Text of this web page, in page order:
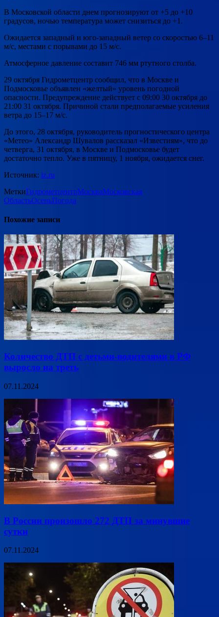
В Московской области днем прогнозируют от +5 до +10
градусов, ночью температура может снизиться до +1.
Ожидается западный и юго-западный ветер со скоростью 6–11
м/с, местами с порывами до 15 м/с.
Атмосферное давление составит 746 мм ртутного столба.
29 октября Гидрометцентр сообщил, что в Москве и
Подмосковье объявлен «желтый» уровень погодной
опасности. Предупреждение действует с 09:00 30 октября до
21:00 31 октября. Причиной стали предполагаемые усиления
ветра до 15–17 м/с.
До этого, 28 октября, руководитель прогностического центра
«Метео» Александр Шувалов рассказал «Известиям», что до
четверга, 31 октября, в Москве и Подмосковье будет
достаточно тепло. Уже в пятницу, 1 ноября, ожидается снег.
Источник: iz.ru
МеткиГидрометцентрМоскваМосковская
ОбластьОсеньПогода
Похожие записи
Количество ДТП с детьми-водителями в РФ
выросло на треть
07.11.2024
В России произошло 272 ДТП за минувшие
сутки
07.11.2024